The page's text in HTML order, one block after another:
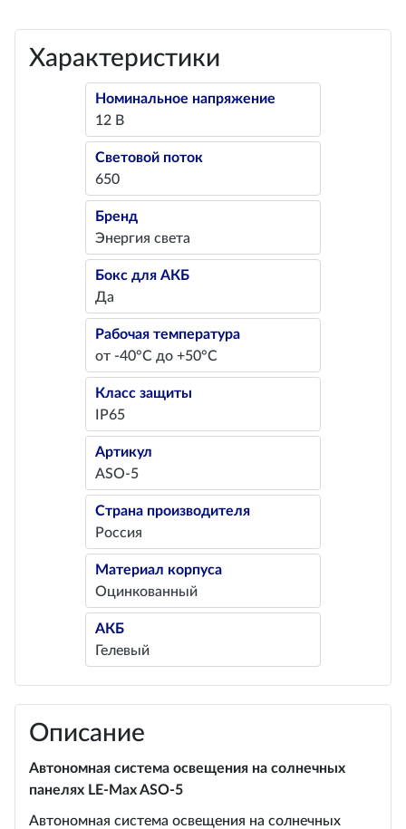
Характеристики
Номинальное напряжение
12 В
Световой поток
650
Бренд
Энергия света
Бокс для АКБ
Да
Рабочая температура
от -40°С до +50°С
Класс защиты
IP65
Артикул
ASO-5
Страна производителя
Россия
Материал корпуса
Оцинкованный
АКБ
Гелевый
Описание
Автономная система освещения на солнечных
панелях LE-Max ASO-5
Автономная система освещения на солнечных